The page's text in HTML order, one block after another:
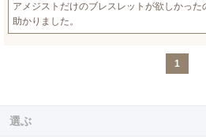
アメジストだけのブレスレットが欲しかっ
助かりました。
1
選ぶ